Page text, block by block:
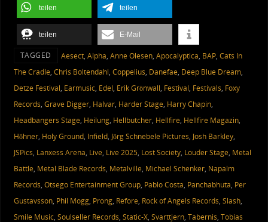
teilen teilen
teilen E-Mail
TAGGED Aesect, Alpha, Anne Olesen, Apocalyptica, BAP, Cats In
The Cradle, Chris Boltendahl, Coppelius, Danefae, Deep Blue Dream,
Detze Festival, Earmusic, Edel, Erik Grönwall, Festival, Festivals, Foxy
Records, Grave Digger, Halvar, Harder Stage, Harry Chapin,
Headbangers Stage, Heilung, Hellbutcher, Hellfire, Hellfire Magazin,
Höhner, Holy Ground, Infield, Jörg Schnebele Pictures, Josh Barkley,
JSPics, Lanxess Arena, Live, Live 2025, Lost Society, Louder Stage, Metal
Battle, Metal Blade Records, Metalville, Michael Schenker, Napalm
Records, Otsego Entertainment Group, Pablo Costa, Panchabhuta, Per
Gustavsson, Phil Mogg, Prong, Refore, Rock of Angels Records, Slash,
Smile Music, Soulseller Records, Static-X, Svarttjern, Tabernis, Tobias